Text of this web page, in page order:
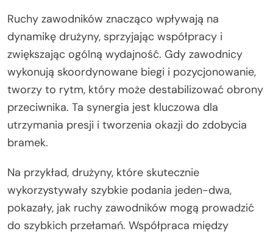
Ruchy zawodników znacząco wpływają na
dynamikę drużyny, sprzyjając współpracy i
zwiększając ogólną wydajność. Gdy zawodnicy
wykonują skoordynowane biegi i pozycjonowanie,
tworzy to rytm, który może destabilizować obrony
przeciwnika. Ta synergia jest kluczowa dla
utrzymania presji i tworzenia okazji do zdobycia
bramek.
Na przykład, drużyny, które skutecznie
wykorzystywały szybkie podania jeden-dwa,
pokazały, jak ruchy zawodników mogą prowadzić
do szybkich przełamań. Współpraca między